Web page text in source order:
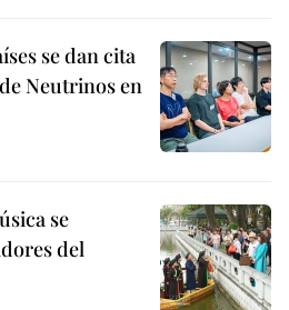
se dan cita
Neutrinos en
se
del